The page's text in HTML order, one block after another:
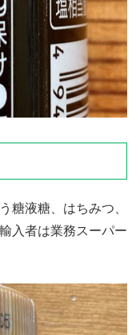
糖液糖、はちみつ、
入者は業務スーパー